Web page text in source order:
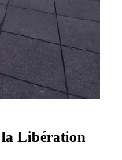
la Libération